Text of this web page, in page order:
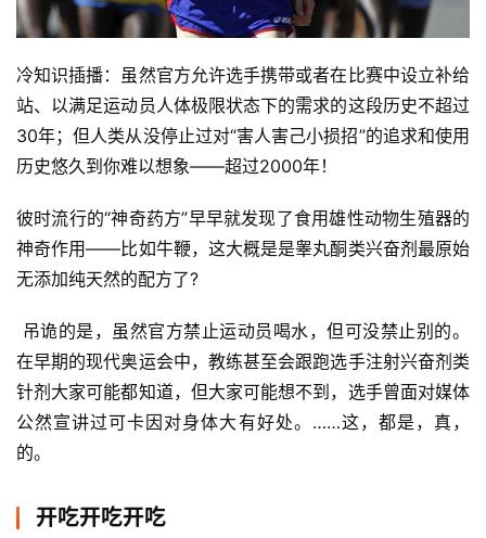
冷知识插播：虽然官方允许选手携带或者在比赛中设立补给
站、以满足运动员人体极限状态下的需求的这段历史不超过
30年；但人类从没停止过对“害人害己小损招”的追求和使用
历史悠久到你难以想象——超过2000年！
彼时流行的“神奇药方”早早就发现了食用雄性动物生殖器的
神奇作用——比如牛鞭，这大概是是睾丸酮类兴奋剂最原始
无添加纯天然的配方了?
在早期的现代奥运会中，教练甚至会跟跑选手注射兴奋剂类
针剂大家可能都知道，但大家可能想不到，选手曾面对媒体
公然宣讲过可卡因对身体大有好处。……这，都是，真，
的。
开吃开吃开吃